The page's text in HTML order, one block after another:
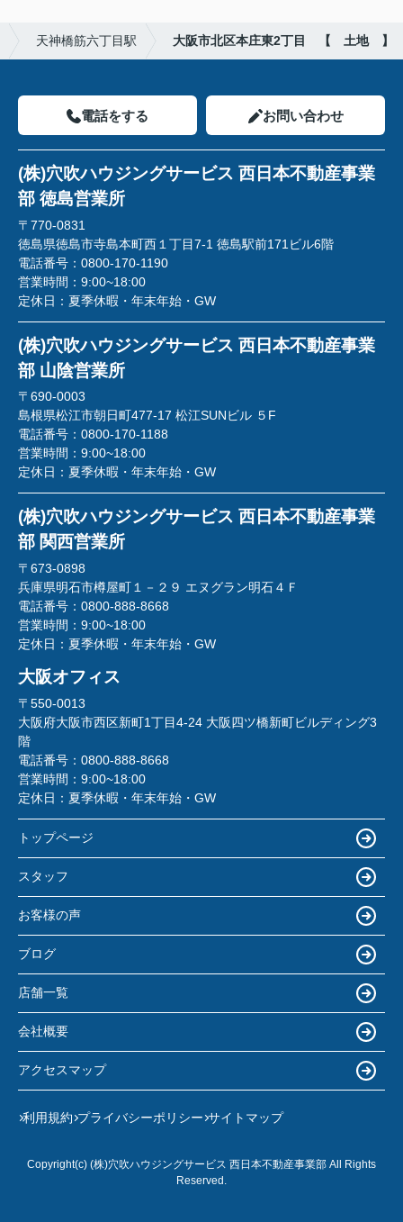
天神橋筋六丁目駅 大阪市北区本庄東2丁目 【 土地 】
電話をする お問い合わせ
(株)穴吹ハウジングサービス 西日本不動産事業
部 徳島営業所
〒770-0831
徳島県徳島市寺島本町西１丁目7-1 徳島駅前171ビル6階
電話番号： 0800-170-1190
営業時間： 9:00~18:00
定休日： 夏季休暇・年末年始・GW
(株)穴吹ハウジングサービス 西日本不動産事業
部 山陰営業所
〒690-0003
島根県松江市朝日町477-17 松江SUNビル ５F
電話番号： 0800-170-1188
営業時間： 9:00~18:00
定休日： 夏季休暇・年末年始・GW
(株)穴吹ハウジングサービス 西日本不動産事業
部 関西営業所
〒673-0898
兵庫県明石市樽屋町１－２９ エヌグラン明石４Ｆ
電話番号： 0800-888-8668
営業時間： 9:00~18:00
定休日： 夏季休暇・年末年始・GW
大阪オフィス
〒550-0013
大阪府大阪市西区新町1丁目4-24 大阪四ツ橋新町ビルディング3
階
電話番号： 0800-888-8668
営業時間： 9:00~18:00
定休日： 夏季休暇・年末年始・GW
トップページ
スタッフ
お客様の声
ブログ
店舗一覧
会社概要
アクセスマップ
利用規約 プライバシーポリシー サイトマップ
Copyright(c) (株)穴吹ハウジングサービス 西日本不動産事業部 All Rights
Reserved.